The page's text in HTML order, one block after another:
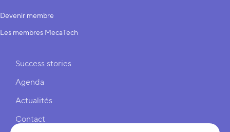
Devenir membre
Les membres MecaTech
Liens rapides
Success stories
Agenda
Actualités
Contact